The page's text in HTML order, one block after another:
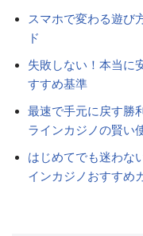
スマホで変わる遊び
ド
失敗しない！本当に
すすめ基準
最速で手元に戻す勝
ラインカジノの賢い
はじめてでも迷わな
インカジノおすすめ